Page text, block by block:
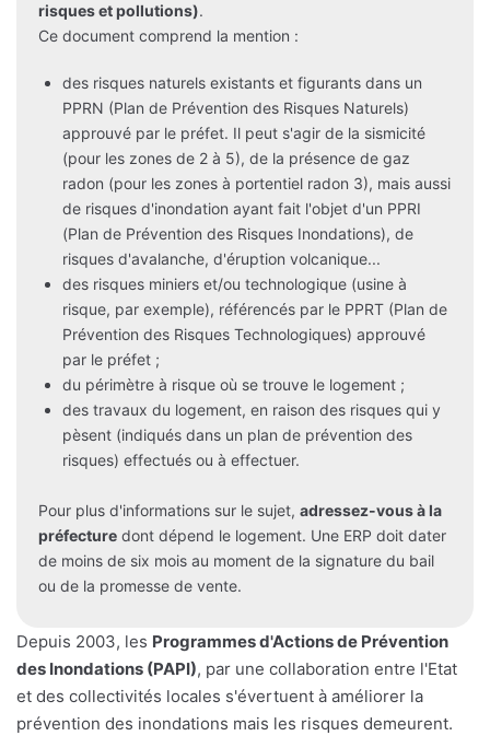
risques et pollutions).
Ce document comprend la mention :
des risques naturels existants et figurants dans un
PPRN (Plan de Prévention des Risques Naturels)
approuvé par le préfet. Il peut s'agir de la sismicité
(pour les zones de 2 à 5), de la présence de gaz
radon (pour les zones à portentiel radon 3), mais aussi
de risques d'inondation ayant fait l'objet d'un PPRI
(Plan de Prévention des Risques Inondations), de
risques d'avalanche, d'éruption volcanique...
des risques miniers et/ou technologique (usine à
risque, par exemple), référencés par le PPRT (Plan de
Prévention des Risques Technologiques) approuvé
par le préfet ;
du périmètre à risque où se trouve le logement ;
des travaux du logement, en raison des risques qui y
pèsent (indiqués dans un plan de prévention des
risques) effectués ou à effectuer.
Pour plus d'informations sur le sujet, adressez-vous à la
préfecture dont dépend le logement. Une ERP doit dater
de moins de six mois au moment de la signature du bail
ou de la promesse de vente.
Depuis 2003, les Programmes d'Actions de Prévention
des Inondations (PAPI), par une collaboration entre l'Etat
et des collectivités locales s'évertuent à améliorer la
prévention des inondations mais les risques demeurent.